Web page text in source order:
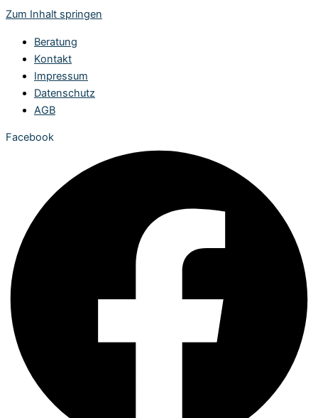
Zum Inhalt springen
Beratung
Kontakt
Impressum
Datenschutz
AGB
Facebook